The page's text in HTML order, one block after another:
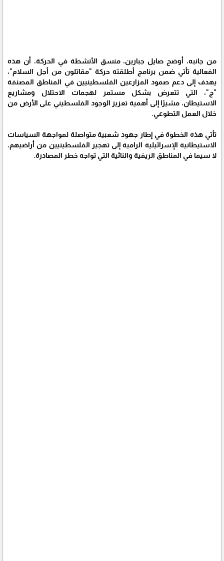
من جانبه، أوضح صايل جبارين، منسق الأنشطة في الحركة، أن هذه
الفعالية تأتي ضمن برنامج أطلقته حركة "مقاتلون من أجل السلام"،
يهدف إلى دعم صمود المزارعين الفلسطينيين في المناطق المصنفة
"ج"، التي تتعرض بشكل مستمر لهجمات الاحتلال ومشاريع
الاستيطان، مشيرًا إلى أهمية تعزيز الوجود الفلسطيني على الأرض من
خلال العمل التطوعي.
تأتي هذه الخطوة في إطار جهود شعبية متواصلة لمواجهة السياسات
الاستيطانية الإسرائيلية الرامية إلى تهجير الفلسطينيين من أراضيهم،
لا سيما في المناطق الريفية والنائية التي تواجه خطر المصادرة.